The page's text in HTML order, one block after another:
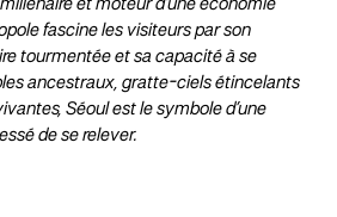
et moteur d’une économie
fascine les visiteurs par son
tourmentée et sa capacité à se
ancestraux, gratte-ciels étincelants
Séoul est le symbole d’une
de se relever.